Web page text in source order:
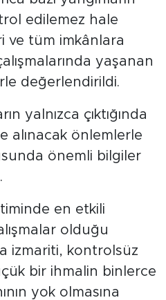
edilemez hale
ve tüm imkânlara
yaşanan
değerlendirildi.
yalnızca çıktığında
alınacak önlemlerle
önemli bilgiler
en etkili
olduğu
izmariti, kontrolsüz
bir ihmalin binlerce
yok olmasına